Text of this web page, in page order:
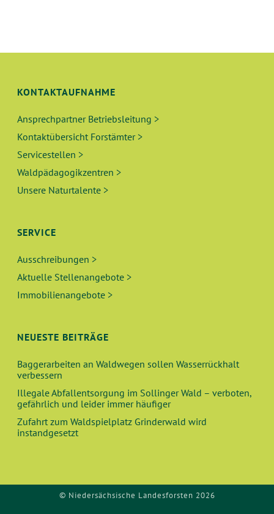
KONTAKTAUFNAHME
Ansprechpartner Betriebsleitung >
Kontaktübersicht Forstämter >
Servicestellen >
Waldpädagogikzentren >
Unsere Naturtalente >
SERVICE
Ausschreibungen >
Aktuelle Stellenangebote >
Immobilienangebote >
NEUESTE BEITRÄGE
Baggerarbeiten an Waldwegen sollen Wasserrückhalt
verbessern
Illegale Abfallentsorgung im Sollinger Wald – verboten,
gefährlich und leider immer häufiger
Zufahrt zum Waldspielplatz Grinderwald wird
instandgesetzt
© Niedersächsische Landesforsten 2026